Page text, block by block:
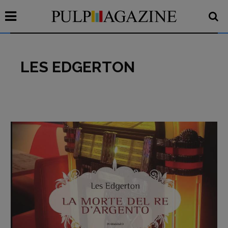
Interviste
RUBRICHE
Archeologie del
presente
Fumetti
Libro & Film
Pulp for kids
LES EDGERTON